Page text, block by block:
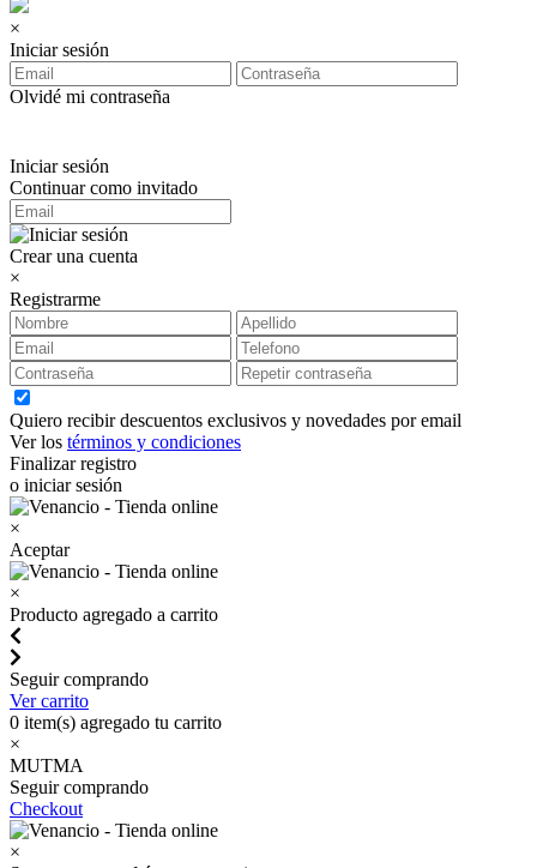
×
Iniciar sesión
Olvidé mi contraseña
Iniciar sesión
Continuar como invitado
Crear una cuenta
×
Registrarme
Quiero recibir descuentos exclusivos y novedades por email
Ver los términos y condiciones
Finalizar registro
o iniciar sesión
×
Aceptar
×
Producto agregado a carrito
Seguir comprando
Ver carrito
0 item(s) agregado tu carrito
×
MUTMA
Seguir comprando
Checkout
×